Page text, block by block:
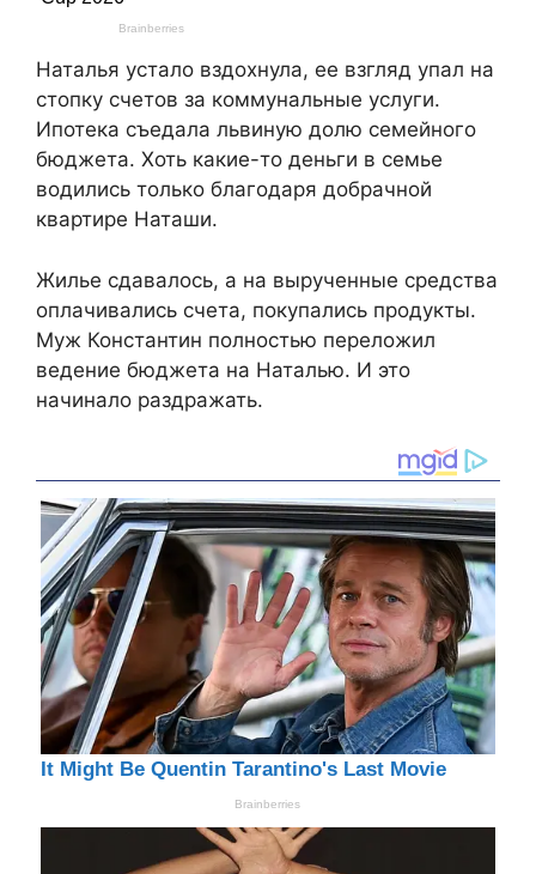
Наталья устало вздохнула, ее взгляд упал на
стопку счетов за коммунальные услуги.
Ипотека съедала львиную долю семейного
бюджета. Хоть какие-то деньги в семье
водились только благодаря добрачной
квартире Наташи.
Жилье сдавалось, а на вырученные средства
оплачивались счета, покупались продукты.
Муж Константин полностью переложил
ведение бюджета на Наталью. И это
начинало раздражать.​